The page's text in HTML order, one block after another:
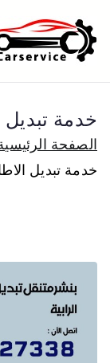
إلى
المحتوى
خدمة تبديل
الصفحة
خدمة تبديل